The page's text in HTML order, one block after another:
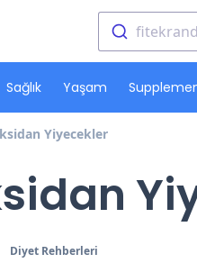
Sağlık Yaşam
Yiyecekler
Diyet Rehberleri